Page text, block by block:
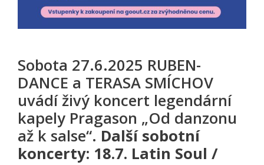
Sobota 27.6.2025 RUBEN-
DANCE a TERASA SMÍCHOV
uvádí živý koncert legendární
kapely Pragason „Od danzonu
až k salse“. Další sobotní
koncerty: 18.7. Latin Soul /